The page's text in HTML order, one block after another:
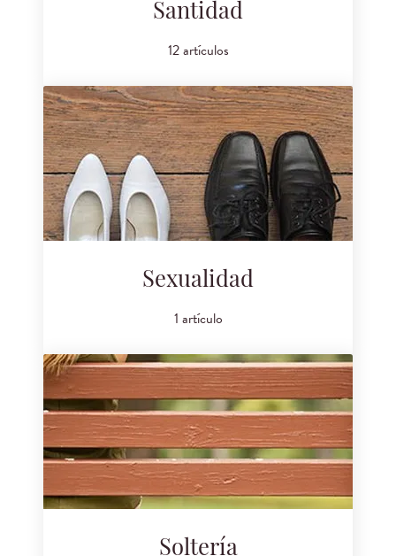
Santidad
12 artículos
Sexualidad
1 artículo
Soltería